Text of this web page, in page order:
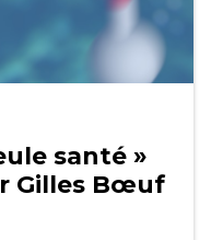
santé »
Gilles Bœuf